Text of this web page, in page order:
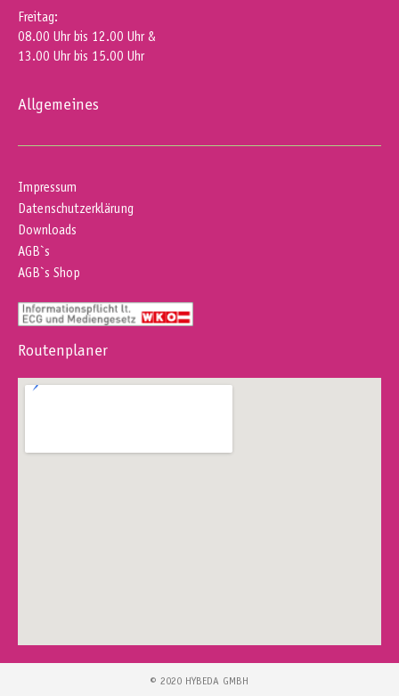
Freitag:
08.00 Uhr bis 12.00 Uhr &
13.00 Uhr bis 15.00 Uhr
Allgemeines
Impressum
Datenschutzerklärung
Downloads
AGB`s
AGB`s Shop
Routenplaner
© 2020 HYBEDA GMBH